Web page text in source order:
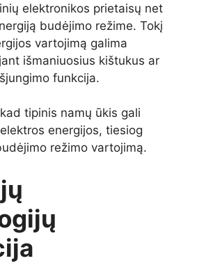
elektronikos prietaisų net
budėjimo režime. Tokį
vartojimą galima
išmaniuosius kištukus ar
funkcija.
tipinis namų ūkis gali
energijos, tiesiog
režimo vartojimą.